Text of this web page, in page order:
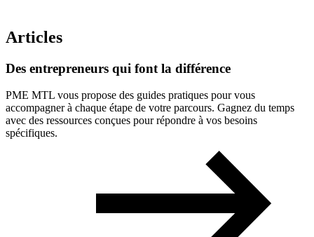
Articles
Des entrepreneurs qui font la différence
PME MTL vous propose des guides pratiques pour vous
accompagner à chaque étape de votre parcours. Gagnez du temps
avec des ressources conçues pour répondre à vos besoins
spécifiques.